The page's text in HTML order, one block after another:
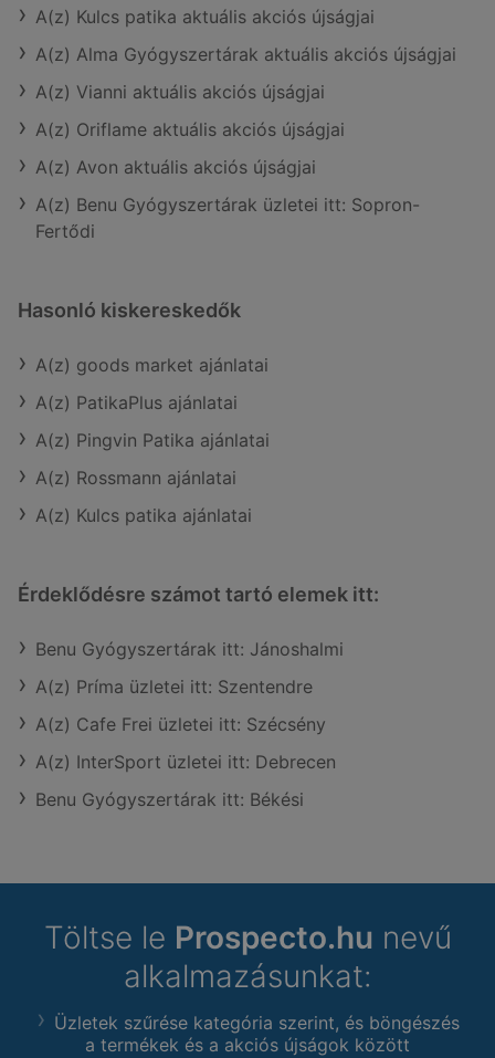
A(z) Kulcs patika aktuális akciós újságjai
A(z) Alma Gyógyszertárak aktuális akciós újságjai
A(z) Vianni aktuális akciós újságjai
A(z) Oriflame aktuális akciós újságjai
A(z) Avon aktuális akciós újságjai
A(z) Benu Gyógyszertárak üzletei itt: Sopron-
Fertődi
Hasonló kiskereskedők
A(z) goods market ajánlatai
A(z) PatikaPlus ajánlatai
A(z) Pingvin Patika ajánlatai
A(z) Rossmann ajánlatai
A(z) Kulcs patika ajánlatai
Érdeklődésre számot tartó elemek itt:
Benu Gyógyszertárak itt: Jánoshalmi
A(z) Príma üzletei itt: Szentendre
A(z) Cafe Frei üzletei itt: Szécsény
A(z) InterSport üzletei itt: Debrecen
Benu Gyógyszertárak itt: Békési
Töltse le Prospecto.hu nevű
alkalmazásunkat:
Üzletek szűrése kategória szerint, és böngészés
a termékek és a akciós újságok között